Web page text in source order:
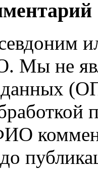
Мы не